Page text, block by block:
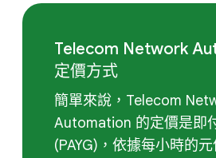
Telecom Network
定價方式
簡單來說，Telecom
Automation 的定價是即
(PAYG)，依據每小時的